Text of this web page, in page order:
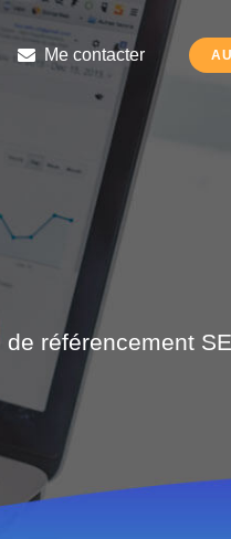
Me contacter
référencement